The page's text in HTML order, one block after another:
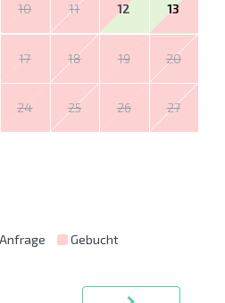
10 11 12 13
17 18 19 20
24 25 26 27
Gebucht